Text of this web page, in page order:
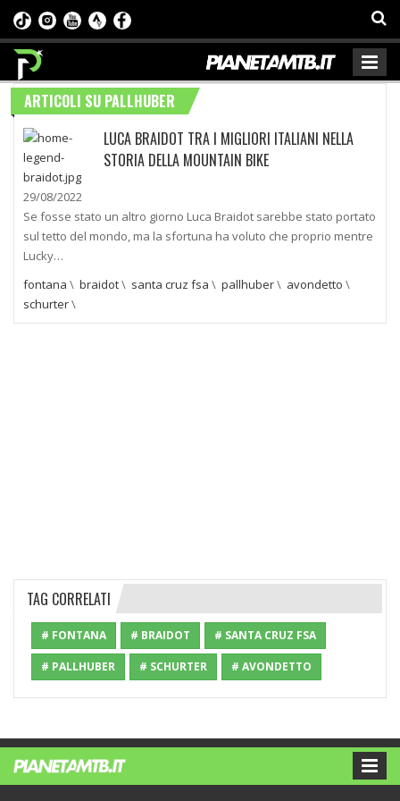
ARTICOLI SU PALLHUBER
LUCA BRAIDOT TRA I MIGLIORI ITALIANI NELLA
STORIA DELLA MOUNTAIN BIKE
29/08/2022
Se fosse stato un altro giorno Luca Braidot sarebbe stato portato
sul tetto del mondo, ma la sfortuna ha voluto che proprio mentre
Lucky…
fontana \ braidot\ santa cruz fsa \ pallhuber\ avondetto \
schurter\
TAG CORRELATI
# FONTANA # BRAIDOT # SANTA CRUZ FSA
# PALLHUBER # SCHURTER # AVONDETTO